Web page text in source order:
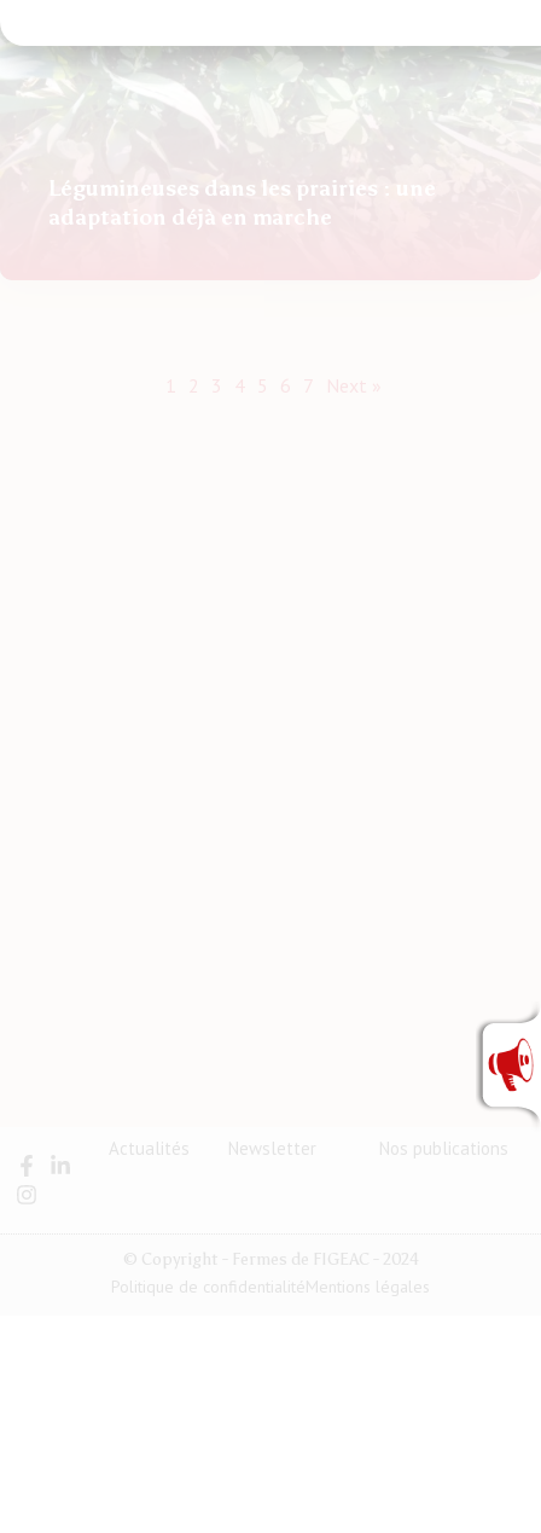
Légumineuses dans les prairies : une
adaptation déjà en marche
1 2 3 4 5 6 7 Next »
Actualités Newsletter Nos publications
© Copyright - Fermes de FIGEAC - 2024
Politique de confidentialitéMentions légales